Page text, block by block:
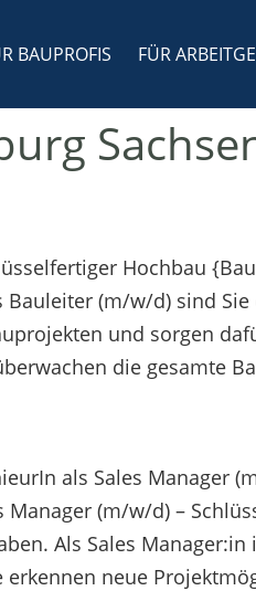
BAUPROFIS FÜR
Hochbau
(m/w/d) sind
und sorgen
die gesamte
als Sales Manager
(m/w/d) –
Als Sales
neue